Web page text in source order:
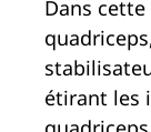
Dans
étirant les